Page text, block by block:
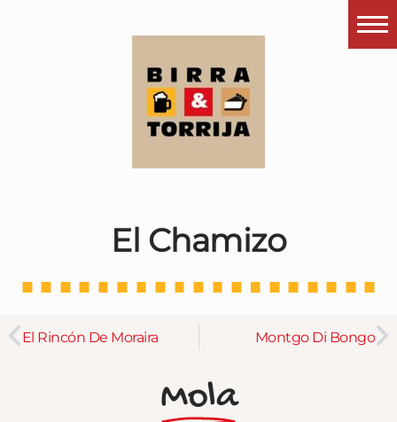
¿Esto que es pués?
Últimas visitas
Todos los garitos
Por el mundo
Contactar
Instagram
El Chamizo
El Rincón De Moraira Montgo Di Bongo
Mola